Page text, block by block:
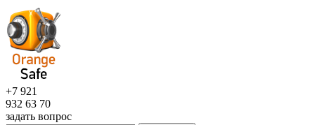
+7 921
932 63 70
задать вопрос